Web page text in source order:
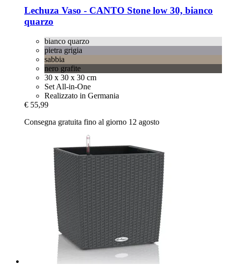
Lechuza Vaso -​ CANTO Stone low 30, bianco
quarzo
bianco quarzo
pietra grigia
sabbia
nero grafite
30 x 30 x 30 cm
Set All-in-One
Realizzato in Germania
€ 55,99
Consegna gratuita fino al giorno 12 agosto